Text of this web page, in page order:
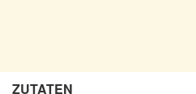
ZUTATEN